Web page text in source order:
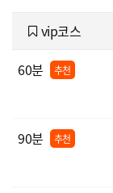
vip코스
60분
추천
90분 추천